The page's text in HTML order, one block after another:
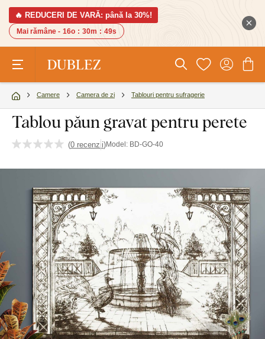
🔥 REDUCERI DE VARĂ: până la 30%!
Mai rămâne - 16o : 30m : 49s
Camere Camera de zi Tablouri pentru sufragerie
Tablou păun gravat pentru perete
(0 recenzii)Model: BD-GO-40